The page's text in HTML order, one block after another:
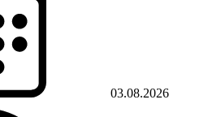
03.08.2026